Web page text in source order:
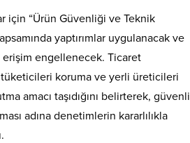
için “Ürün Güvenliği ve Teknik
yaptırımlar uygulanacak ve
engellenecek. Ticaret
tüketicileri koruma ve yerli üreticileri
amacı taşıdığını belirterek, güvenli
adına denetimlerin kararlılıkla